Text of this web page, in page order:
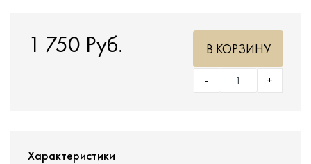
1 750 Руб.
+
-
В КОРЗИНУ
Характеристики